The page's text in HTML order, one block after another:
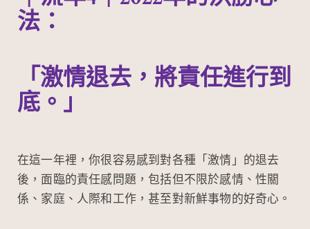
法：
「激情退去，將責任進行到
底。」
在這一年裡，你很容易感到對各種「激情」的退去
後，面臨的責任感問題，包括但不限於感情、性關
係、家庭、人際和工作，甚至對新鮮事物的好奇心。